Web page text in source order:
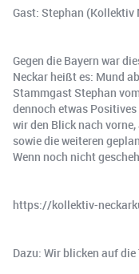
Gast: Stephan (Kollektiv
Gegen die Bayern war
Neckar heißt es: Mund
Stammgast Stephan
dennoch etwas
wir den Blick nach
sowie die weiteren
Wenn noch nicht
https://kollektiv-
Dazu: Wir blicken auf